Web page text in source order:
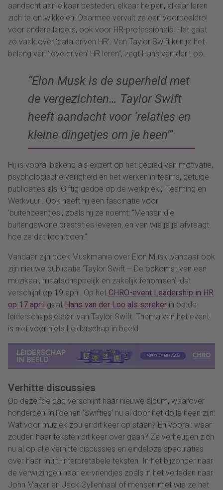
aandacht aan elkaar besteden, elkaar helpen, elkaar leren
zich te ontwikkelen. Daarmee vervult ze een voorbeeldrol
voor andere leiders, ook voor HR-professionals. Het gaat
zo vaak over ‘data driven HR’. Van Taylor Swift kun je het
belang van ‘love driven’ HR leren”, zegt Hans van der Loo.
“Elon Musk is de superheld met
de vergezichten… Taylor Swift
heeft aandacht voor ‘relaties en
kleine dingetjes om je heen'”
Hij is vooral bekend als expert op het gebied van motivatie,
psychologische veiligheid en het werken in teams, getuige
publicaties als ‘Giftig gedoe op de werkplek’, ‘Teaming en
Werkvuur’. Ook heeft hij een fascinatie voor
‘buitenbeentjes’, zoals hij ze noemt: “Mensen die
buitengewone prestaties leveren, en van wie je je afvraagt
hoe ze dat toch doen.”
Vandaar zijn boek Muskmania over Elon Musk, vandaar ook
zijn nieuwe publicatie ‘Taylor Swift – De opkomst van een
muzikaal, maatschappelijk en zakelijk fenomeen’, dat
verschijnt op 19 april. Op het CHRO-event Leadership in HR
op 17 april gaat Hans van der Loo als spreker in op de
leiderschapslessen van Taylor Swift. Thema van het event
is niet voor niets Leiderschap in beeld.
Verhitte discussies
Op dezelfde dag verschijnt haar nieuwe album, waarover
honderden miljoenen ‘Swifties’ nu al door het dolle heen zijn:
Wat voor muziek zou er dit keer op staan? En vooral: waar
zouden haar teksten dit keer over gaan? Ze verheugen zich
nu al op alle verhitte discussies en eindeloze speculaties
over haar multi-interpretabele teksten. In het bijzonder naar
de verwijzingen naar ex-vriendjes zoals in het verleden naar
John Mayer en Jack Gyllenhaal of mensen met wie ze het